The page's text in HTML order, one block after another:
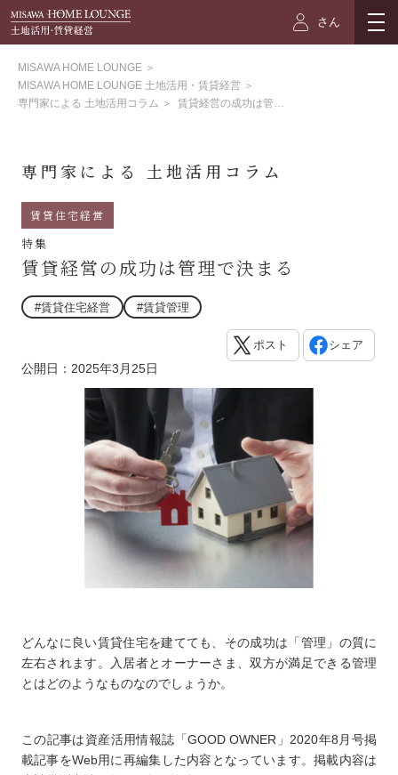
さん
MISAWA HOME LOUNGE ＞
MISAWA HOME LOUNGE 土地活用・賃貸経営 ＞
専門家による 土地活用コラム ＞ 賃貸経営の成功は管理で決まる
専門家による 土地活用コラム
賃貸住宅経営
特集
賃貸経営の成功は管理で決まる
#賃貸住宅経営 #賃貸管理
ポスト シェア
公開日：2025年3月25日
どんなに良い賃貸住宅を建てても、その成功は「管理」の質に
左右されます。入居者とオーナーさま、双方が満足できる管理
とはどのようなものなのでしょうか。
この記事は資産活用情報誌「GOOD OWNER」2020年8月号掲
載記事をWeb用に再編集した内容となっています。掲載内容は